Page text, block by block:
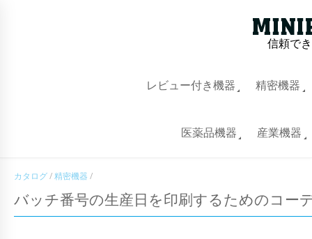
信頼で
レビュー付き機器 精密機器
医薬品機器 産業機器
カタログ/精密機器 /
バッチ番号の生産日を印刷するためのコー